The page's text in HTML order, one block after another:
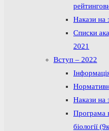
Накази на
Списки
2021
Вступ – 2022
Накази на
Програма
біології